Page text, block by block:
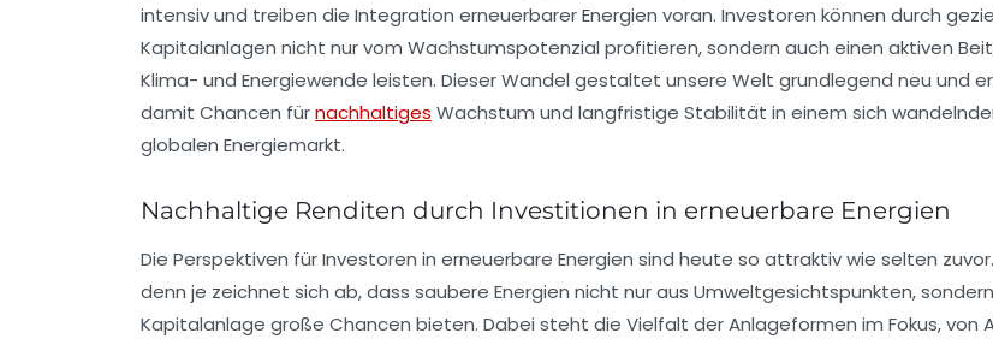
intensiv und treiben die Integration erneuerbarer Energien voran. Investoren können durch
Kapitalanlagen nicht nur vom Wachstumspotenzial profitieren, sondern auch einen aktiven
Klima- und Energiewende leisten. Dieser Wandel gestaltet unsere Welt grundlegend neu und
damit Chancen fürnachhaltiges Wachstum und langfristige Stabilität in einem sich
globalen Energiemarkt.
Nachhaltige Renditen durch Investitionen in erneuerbare Energien
Die Perspektiven für Investoren in erneuerbare Energien sind heute so attraktiv wie selten
denn je zeichnet sich ab, dass saubere Energien nicht nur aus Umweltgesichtspunkten,
Kapitalanlage große Chancen bieten. Dabei steht die Vielfalt der Anlageformen im Fokus, von